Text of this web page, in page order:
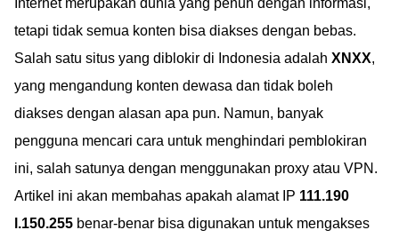
Internet merupakan dunia yang penuh dengan informasi,
tetapi tidak semua konten bisa diakses dengan bebas.
Salah satu situs yang diblokir di Indonesia adalah XNXX,
yang mengandung konten dewasa dan tidak boleh
diakses dengan alasan apa pun. Namun, banyak
pengguna mencari cara untuk menghindari pemblokiran
ini, salah satunya dengan menggunakan proxy atau VPN.
Artikel ini akan membahas apakah alamat IP 111.190
l.150.255 benar-benar bisa digunakan untuk mengakses